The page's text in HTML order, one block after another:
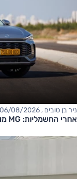
ניר בן טובים , 06/08/2026
אחרי החשמליות: MG מוזילה גם את ההיברידיות